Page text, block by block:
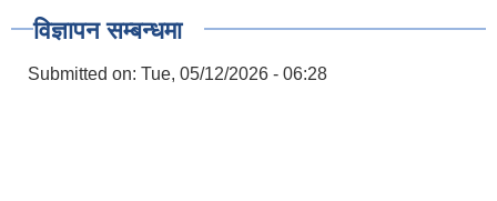
विज्ञापन सम्बन्धमा
Submitted on: Tue, 05/12/2026 - 06:28